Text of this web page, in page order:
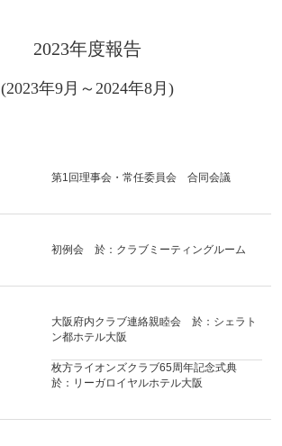
2023年度報告
(2023年9月～2024年8月)
第1回理事会・常任委員会 合同会議
初例会 於：クラブミーティングルーム
大阪府内クラブ連絡親睦会 於：シェラト
ン都ホテル大阪
枚方ライオンズクラブ65周年記念式典
於：リーガロイヤルホテル大阪